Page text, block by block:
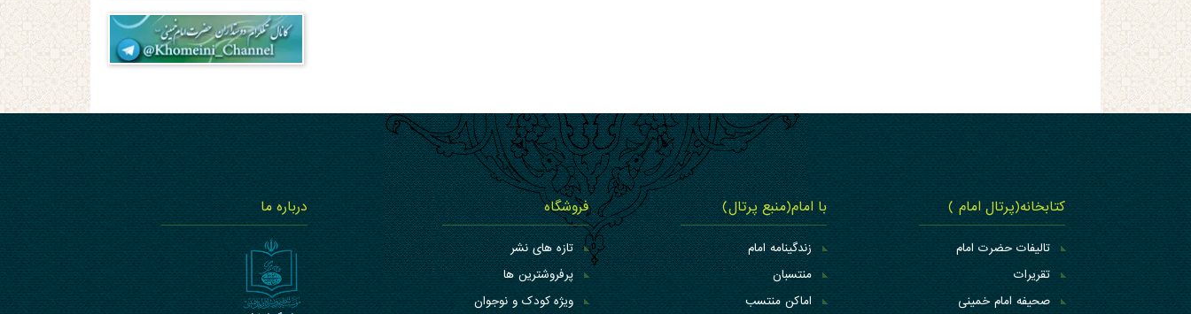
کتابخانه(پرتال امام )
تالیفات حضرت امام
تقریرات
صحیفه امام خمینی
با امام(منبع پرتال)
زندگینامه امام
منتسبان
اماکن منتسب
فروشگاه
تازه های نشر
پرفروشترین ها
ویژه کودک و نوجوان
درباره ما